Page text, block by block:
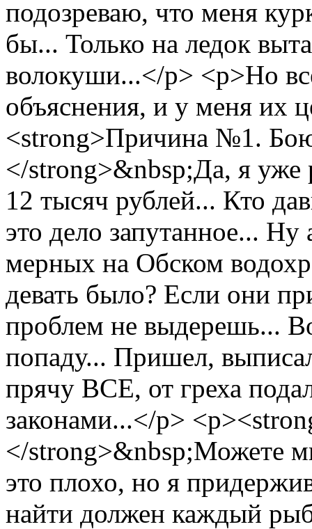
подозреваю, что меня
бы... Только на ледок
волокуши...</p> <p>Но
объяснения, и у меня их
<strong>Причина №1.
</strong>&nbsp;Да, я уже
12 тысяч рублей... Кто
это дело запутанное... Ну
мерных на Обском
девать было? Если они
проблем не выдерешь...
попаду... Пришел,
прячу ВСЕ, от греха
законами...</p>
</strong>&nbsp;Можете
это плохо, но я
найти должен каждый